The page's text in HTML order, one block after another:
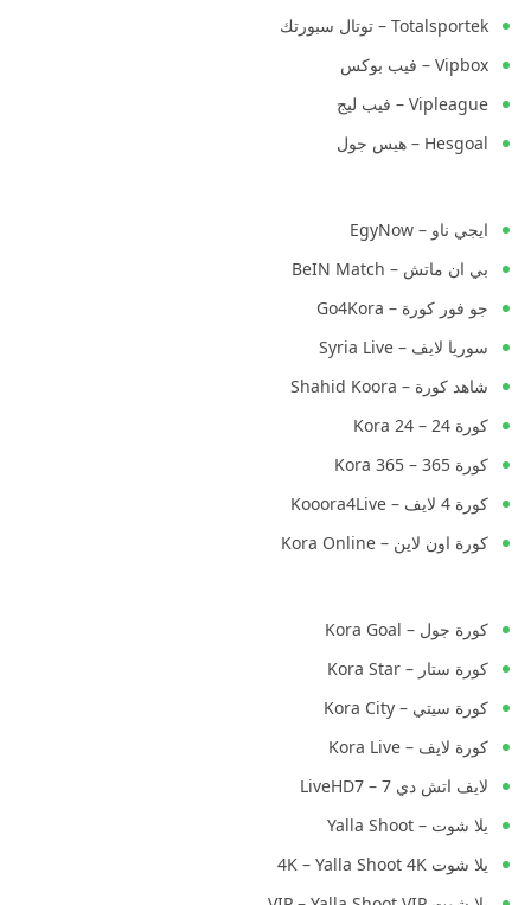
Totalsportek – توتال سبورتك
Vipbox – فيب بوكس
Vipleague – فيب ليج
Hesgoal – هيس جول
ايجي ناو – EgyNow
بي ان ماتش – BeIN Match
جو فور كورة – Go4Kora
سوريا لايف – Syria Live
شاهد كورة – Shahid Koora
كورة 24 – Kora 24
كورة 365 – Kora 365
كورة 4 لايف – Kooora4Live
كورة اون لاين – Kora Online
كورة جول – Kora Goal
كورة ستار – Kora Star
كورة سيتي – Kora City
كورة لايف – Kora Live
لايف اتش دي 7 – LiveHD7
يلا شوت – Yalla Shoot
يلا شوت 4K – Yalla Shoot 4K